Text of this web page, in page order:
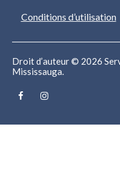
Conditions d’utilisation
Droit d’auteur © 2026
Mississauga.